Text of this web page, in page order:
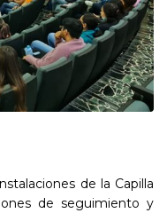
de la Capilla
de seguimiento y